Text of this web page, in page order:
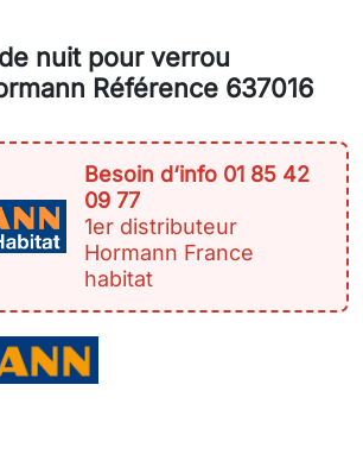
nuit pour verrou
Référence 637016
Besoin d‘info 01 85 42
09 77
1er distributeur
Hormann France
habitat